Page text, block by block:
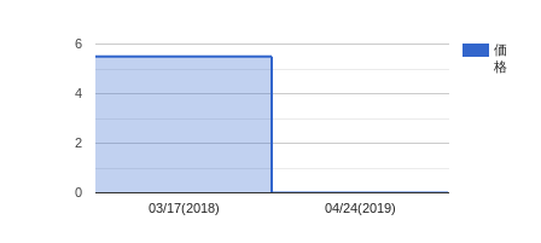
価
格
03/17(2018) 04/24(2019)
0
2
4
6